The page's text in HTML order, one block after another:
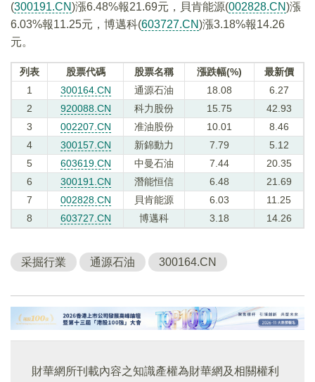
(300191.CN)漲6.48%報21.69元，貝肯能源(002828.CN)漲
6.03%報11.25元，博邁科(603727.CN)漲3.18%報14.26
元。
列表 股票代碼 股票名稱 漲跌幅(%)
最新價
1
300164.CN 通源石油 18.08
6.27
2
920088.CN 科力股份 15.75
42.93
3
002207.CN 准油股份 10.01
8.46
4
300157.CN 新錦動力 7.79
5.12
5
603619.CN 中曼石油 7.44
20.35
6
300191.CN 潛能恒信 6.48
21.69
7
002828.CN 貝肯能源 6.03
11.25
8
603727.CN 博邁科 3.18 14.26
采掘行業 通源石油 300164.CN
財華網所刊載內容之知識產權為財華網及相關權利